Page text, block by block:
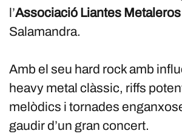
l’Associació Liantes Metaleros
Salamandra.
Amb el seu hard rock amb
heavy metal clàssic, riffs
melòdics i tornades
gaudir d’un gran concert.